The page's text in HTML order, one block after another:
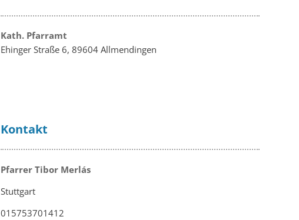
Kath. Pfarramt
Ehinger Straße 6, 89604 Allmendingen
Kontakt
Pfarrer Tibor Merlás
Stuttgart
015753701412